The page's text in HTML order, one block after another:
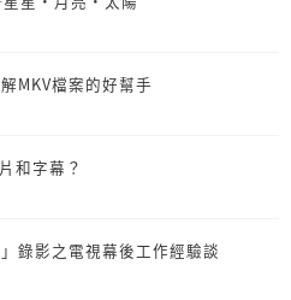
MKV檔案的好幫手
和字幕？
錄影之電視幕後工作經驗談